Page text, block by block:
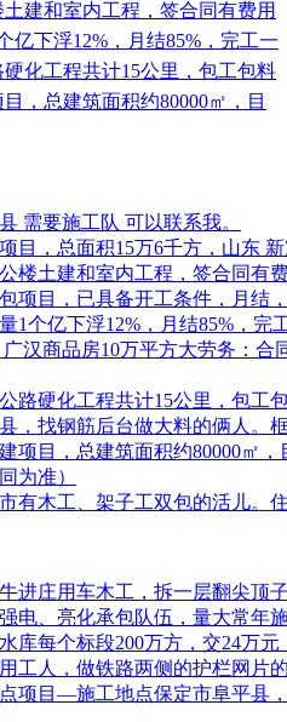
建和室内工程，签合同有费用
亿下浮12%，月结85%，完工一
硬化工程共计15公里，包工包料
，总建筑面积约80000㎡，目
需要施工队 可以联系我。
目，总面积15万6千方，山东
楼土建和室内工程，签合同有
项目，已具备开工条件，月结
1个亿下浮12%，月结85%，完
汉商品房10万平方大劳务：合
路硬化工程共计15公里，包工
，找钢筋后台做大料的俩人。
项目，总建筑面积约80000㎡
为准）
有木工、架子工双包的活儿。
进庄用车木工，拆一层翻尖顶子
电、亮化承包队伍，量大常年
库每个标段200万方，交24万
工人，做铁路两侧的护栏网片
项目—施工地点保定市阜平县